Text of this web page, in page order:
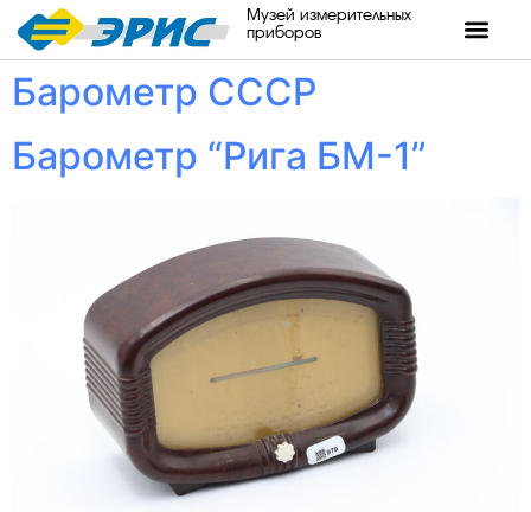
Музей измерительных
приборов
Барометр СССР
Барометр “Рига БМ-1”